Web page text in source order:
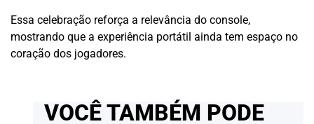
Essa celebração reforça a relevância do console,
mostrando que a experiência portátil ainda tem espaço no
coração dos jogadores.
VOCÊ TAMBÉM PODE